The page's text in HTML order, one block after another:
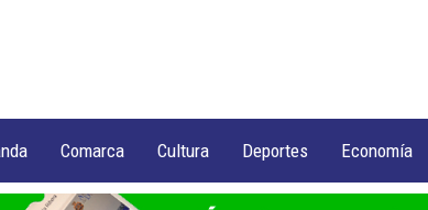
Comarca Cultura Deportes Economía